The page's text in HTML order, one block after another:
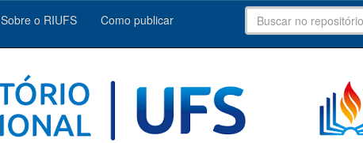
Sobre o RIUFS Como publicar